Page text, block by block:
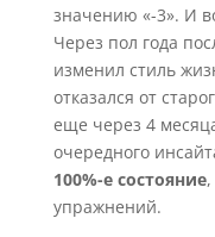
значению «-3». И
Через пол года
изменил стиль
отказался от
еще через 4
очередного
100%-е состояние,
упражнений.